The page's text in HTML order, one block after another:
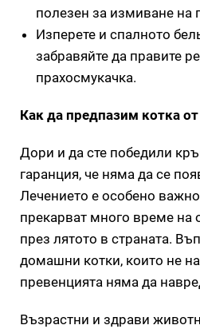
полезен за измиване на
Изперете и спалното
забравяйте да правите
прахосмукачка.
Как да предпазим котка
Дори и да сте победили
гаранция, че няма да се
Лечението е особено
прекарват много време на
през лятото в страната.
домашни котки, които не
превенцията няма да
Възрастни и здрави